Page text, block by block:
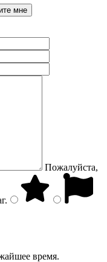
Пожалуйста,
.
время.